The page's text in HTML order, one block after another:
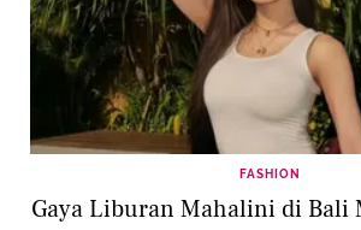
FASHION
Gaya Liburan Mahalini di Bali